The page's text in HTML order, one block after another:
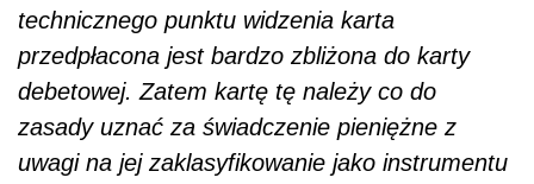
technicznego punktu widzenia karta
przedpłacona jest bardzo zbliżona do karty
debetowej. Zatem kartę tę należy co do
zasady uznać za świadczenie pieniężne z
uwagi na jej zaklasyfikowanie jako instrumentu